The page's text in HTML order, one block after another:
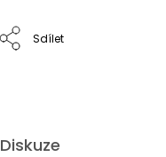
Sdílet
Diskuze